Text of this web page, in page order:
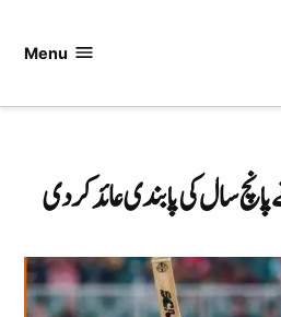
Menu
سال کی پابندی عائد کر دی